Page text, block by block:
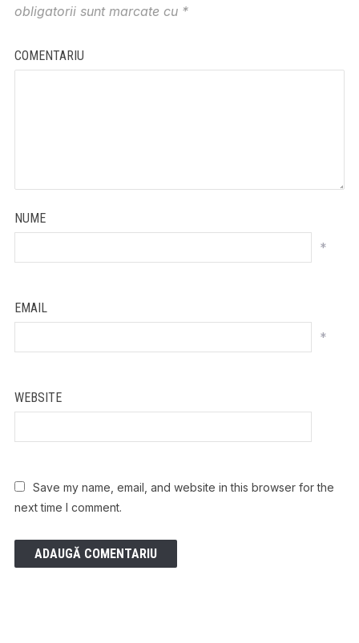
obligatorii sunt marcate cu *
COMENTARIU
NUME
*
EMAIL
*
WEBSITE
Save my name, email, and website in this browser for the
next time I comment.